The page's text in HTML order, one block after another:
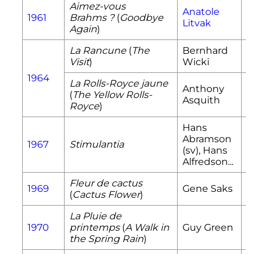
1961
Aimez-vous
Brahms ?(Goodbye
Again)
Anatole
Litvak
1964
La Rancune(The
Visit)
Bernhard
Wicki
La Rolls-Royce jaune
(The Yellow Rolls-
Royce)
Anthony
Asquith
1967 Stimulantia
Hans
Abramson
(sv), Hans
Alfredson...
1969
Fleur de cactus
(Cactus Flower)
Gene Saks
1970
La Pluie de
printemps(A Walk in
the Spring Rain)
Guy Green